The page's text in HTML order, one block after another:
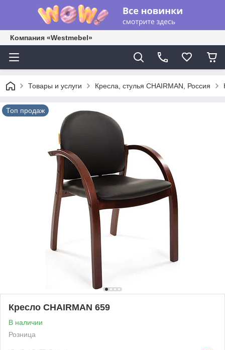
Компания «Westmebel»
Товары и услуги Кресла, стулья CHAIRMAN, Россия
Топ продаж
Кресло CHAIRMAN 659
В наличии
Розница